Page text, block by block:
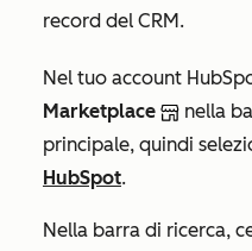
record del CRM.
Nel tuo account
Marketplace
nella
principale, quindi
HubSpot.
Nella barra di ricerca,